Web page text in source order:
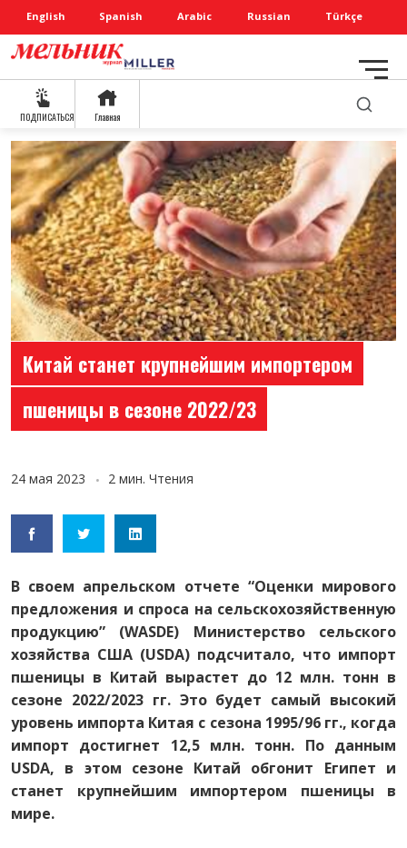
English Spanish Arabic Russian Türkçe
ПОДПИСАТЬСЯ Главная
Китай станет крупнейшим импортером
пшеницы в сезоне 2022/23
24 мая 2023 2 мин. Чтения
В своем апрельском отчете “Оценки мирового
предложения и спроса на сельскохозяйственную
продукцию” (WASDE) Министерство сельского
хозяйства США (USDA) подсчитало, что импорт
пшеницы в Китай вырастет до 12 млн. тонн в
сезоне 2022/2023 гг. Это будет самый высокий
уровень импорта Китая с сезона 1995/96 гг., когда
импорт достигнет 12,5 млн. тонн. По данным
USDA, в этом сезоне Китай обгонит Египет и
станет крупнейшим импортером пшеницы в
мире.